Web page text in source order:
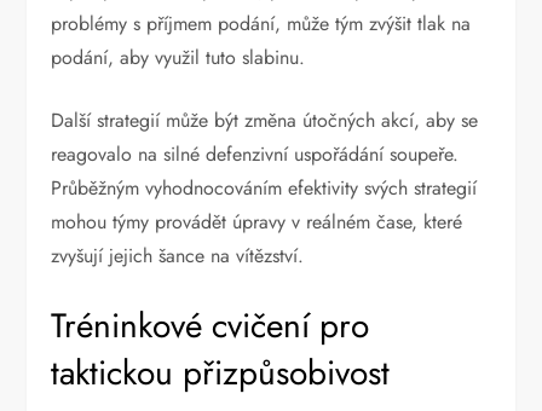
problémy s příjmem podání, může tým zvýšit tlak na
podání, aby využil tuto slabinu.
Další strategií může být změna útočných akcí, aby se
reagovalo na silné defenzivní uspořádání soupeře.
Průběžným vyhodnocováním efektivity svých strategií
mohou týmy provádět úpravy v reálném čase, které
zvyšují jejich šance na vítězství.
Tréninkové cvičení pro
taktickou přizpůsobivost